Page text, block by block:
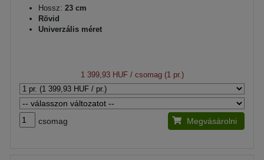
Hossz: 23 cm
Rövid
Univerzális méret
1 399,93 HUF/ csomag (1 pr.)
csomag Megvásárolni